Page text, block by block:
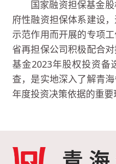
国家融资担保基金
府性融资担保体系建设
示范作用而开展的专项
省再担保公司积极配合
基金2023年股权投资备
查，是实地深入了解青
年度投资决策依据的重要